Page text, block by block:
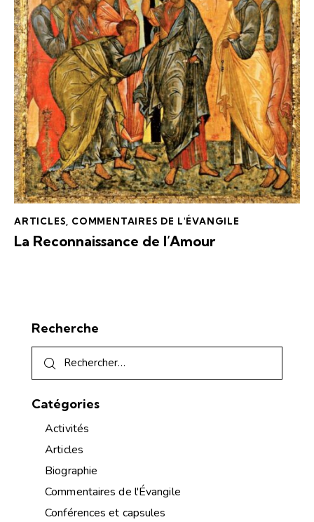
ARTICLES COMMENTAIRES DE L'ÉVANGILE
La Reconnaissance de l’Amour
Recherche
Catégories
Activités
Articles
Biographie
Commentaires de l'Évangile
Conférences et capsules